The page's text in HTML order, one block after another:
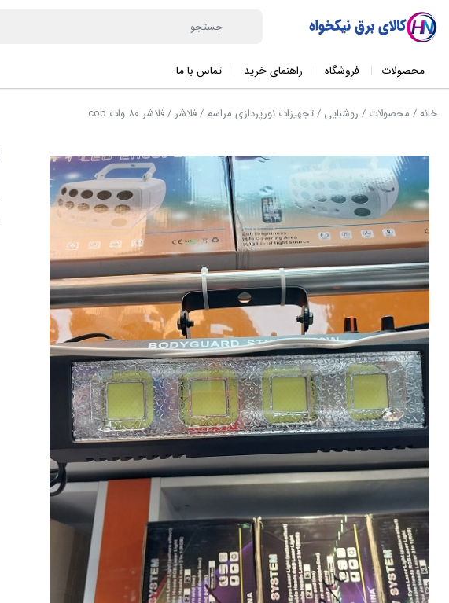
محصولات فروشگاه راهنمای خرید تماس با ما
خانه/ محصولات / روشنایی /تجهیزات نورپردازی مراسم /فلاشر / فلاشر 80 وات cob